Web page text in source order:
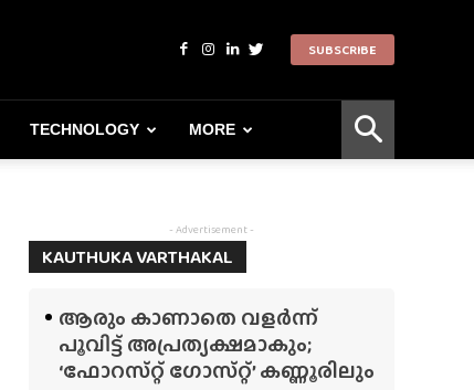
SUBSCRIBE
TECHNOLOGY MORE
- Advertisement -
KAUTHUKA VARTHAKAL
ആരും കാണാതെ വളർന്ന്
പൂവിട്ട് അപ്രത്യക്ഷമാകും;
‘ഫോറസ്‌റ്റ്‌ ഗോസ്‌റ്റ്’ കണ്ണൂരിലും